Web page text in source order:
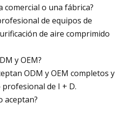
comercial o una fábrica?
de equipos de
de aire comprimido
y OEM?
ODM y OEM completos y
de I + D.
aceptan?